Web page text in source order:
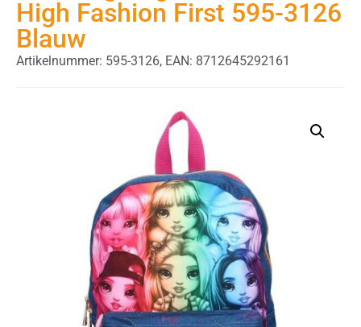
High Fashion First 595-3126
Blauw
Artikelnummer: 595-3126, EAN: 8712645292161